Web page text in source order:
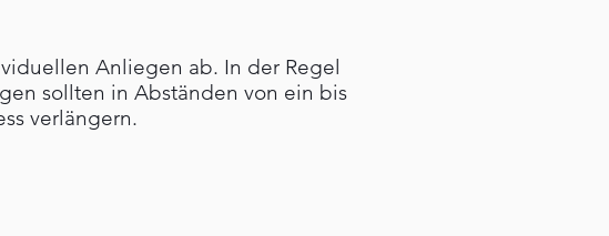
Anliegen ab. In der Regel
sollten in Abständen von ein bis
verlängern.